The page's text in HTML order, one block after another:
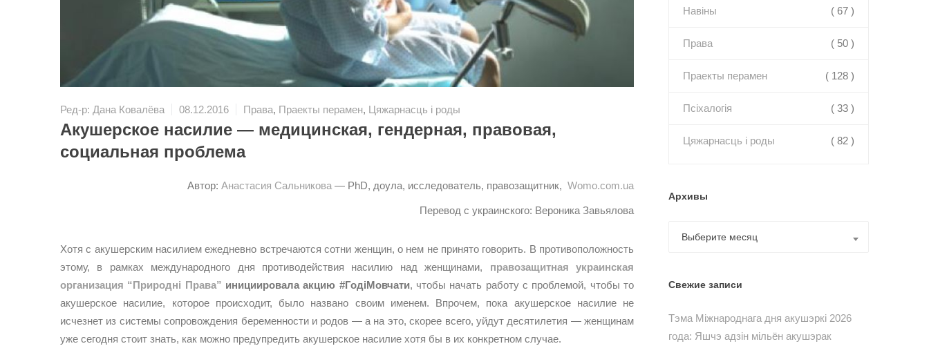
Ред-р: Дана Ковалёва 08.12.2016 Права, Праекты перамен, Цяжарнасць і роды
Акушерское насилие — медицинская, гендерная, правовая,
социальная проблема
Автор: Анастасия Сальникова — PhD, доула, исследователь, правозащитник, Womo.com.ua
Перевод с украинского: Вероника Завьялова
Хотя c акушерским насилием ежедневно встречаются сотни женщин, о нем не принято говорить. В противоположность
этому, в рамках международного дня противодействия насилию над женщинами, правозащитная украинская
организация “Природні Права” инициировала акцию #ГодіМовчати, чтобы начать работу с проблемой, чтобы то
акушерское насилие, которое происходит, было названо своим именем. Впрочем, пока акушерское насилие не
исчезнет из системы сопровождения беременности и родов — а на это, скорее всего, уйдут десятилетия — женщинам
уже сегодня стоит знать, как можно предупредить акушерское насилие хотя бы в их конкретном случае.
Навіны ( 67 )
Права ( 50 )
Праекты перамен ( 128 )
Псіхалогія ( 33 )
Цяжарнасць і роды ( 82 )
Архивы
Выберите месяц
Свежие записи
Тэма Міжнароднага дня акушэркі 2026
года: Яшчэ адзін мільён акушэрак